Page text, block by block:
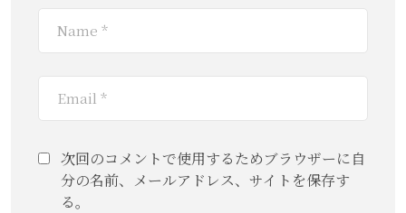
次回のコメントで使用するためブラウザーに自
分の名前、メールアドレス、サイトを保存す
る。